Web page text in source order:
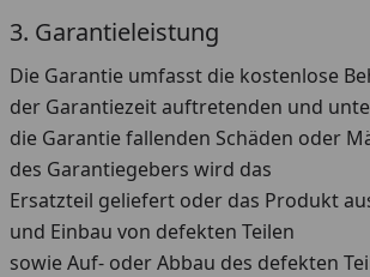
3. Garantieleistung
Die Garantie umfasst die kostenlose
der Garantiezeit auftretenden und
die Garantie fallenden Schäden oder
des Garantiegebers wird das
Ersatzteil geliefert oder das Produkt
und Einbau von defekten Teilen
sowie Auf- oder Abbau des defekten